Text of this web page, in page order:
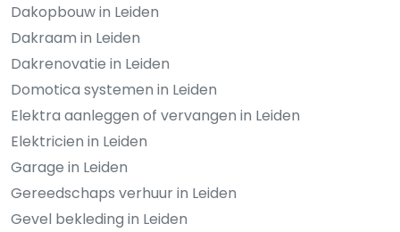
Dakopbouw in Leiden
Dakraam in Leiden
Dakrenovatie in Leiden
Domotica systemen in Leiden
Elektra aanleggen of vervangen in Leiden
Elektricien in Leiden
Garage in Leiden
Gereedschaps verhuur in Leiden
Gevel bekleding in Leiden